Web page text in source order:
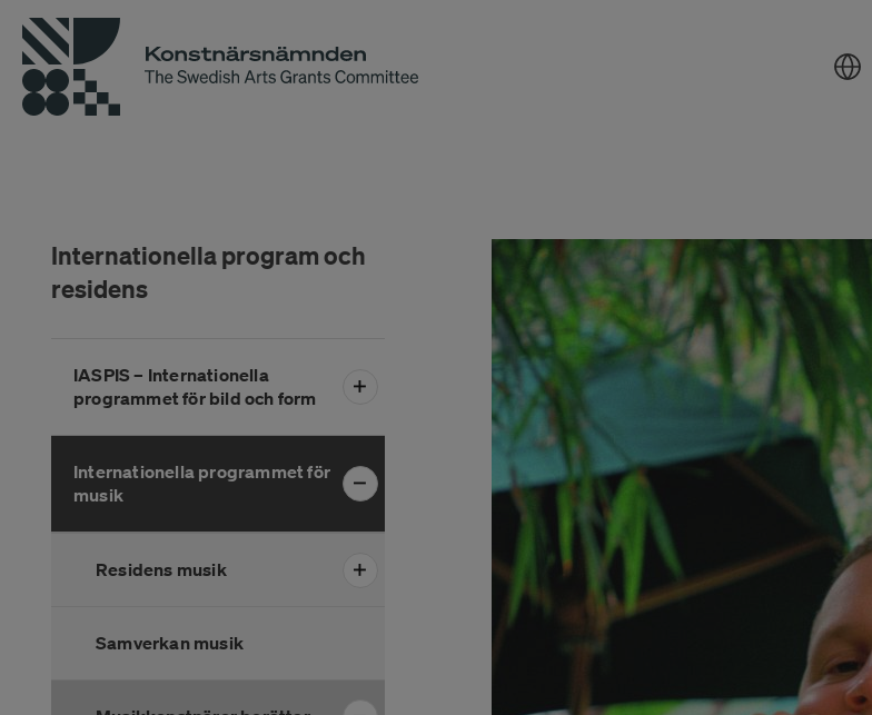
Internationella program och
residens
över
menyn
IASPIS – Internationella
programmet för bild och form
Internationella programmet för
musik
Residens musik
Samverkan musik